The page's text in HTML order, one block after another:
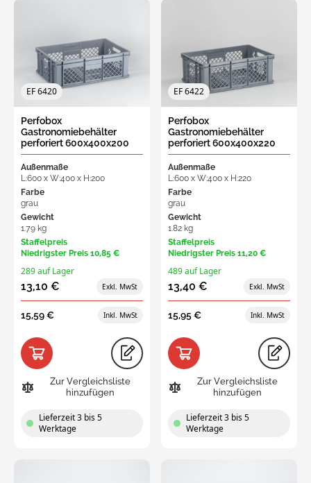
EF 6420
Perfobox
Gastronomiebehälter
perforiert 600x400x200
mm, 40L offener Griff
Außenmaße
L:600 x W:400 x H:200
Farbe
grau
Gewicht
1.79 kg
Staffelpreis
Niedrigster Preis 10,85 €
289 auf Lager
13,10 €
15,59 €
Zur Vergleichsliste
hinzufügen
Lieferzeit 3 bis 5
Werktage
EF 6422
Perfobox
Gastronomiebehälter
perforiert 600x400x220
mm, 42L offener Griff
Außenmaße
L:600 x W:400 x H:220
Farbe
grau
Gewicht
1.82 kg
Staffelpreis
Niedrigster Preis 11,20 €
489 auf Lager
13,40 €
15,95 €
Zur Vergleichsliste
hinzufügen
Lieferzeit 3 bis 5
Werktage